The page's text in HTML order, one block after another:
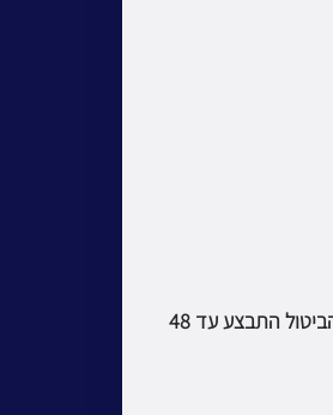
כתובת המייל של הרוכשים מראש דרך האתר, תתווסף באופן אוטומטי לרשימת הדיוור שלנו. ניתן לבטל כרטיסים ולקבל החזר כספי ובלבד שהביטול התבצע עד 48